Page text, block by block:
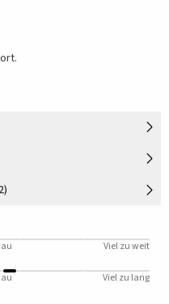
Viel zu weit
Viel zu lang